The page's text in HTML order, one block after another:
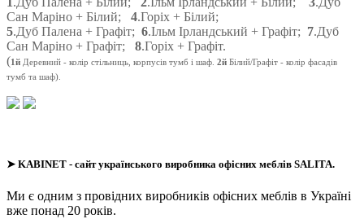
Сан Маріно + Білий;
4.Горіх + Білий;
5.Дуб Палена + Графіт; 6.Ільм Ірландський + Графіт; 7.Дуб
Сан Маріно + Графіт; 8.Горіх + Графіт.
(1й Деревний - колір стільниць, корпусів тумб і шаф. 2й Білий/Графіт - колір фасадів
тумб та шаф).
➤ KABINET - сайт українського виробника офісних меблів SALITA.
Ми є одним з провідних виробників офісних меблів в Україні
вже понад 20 років.